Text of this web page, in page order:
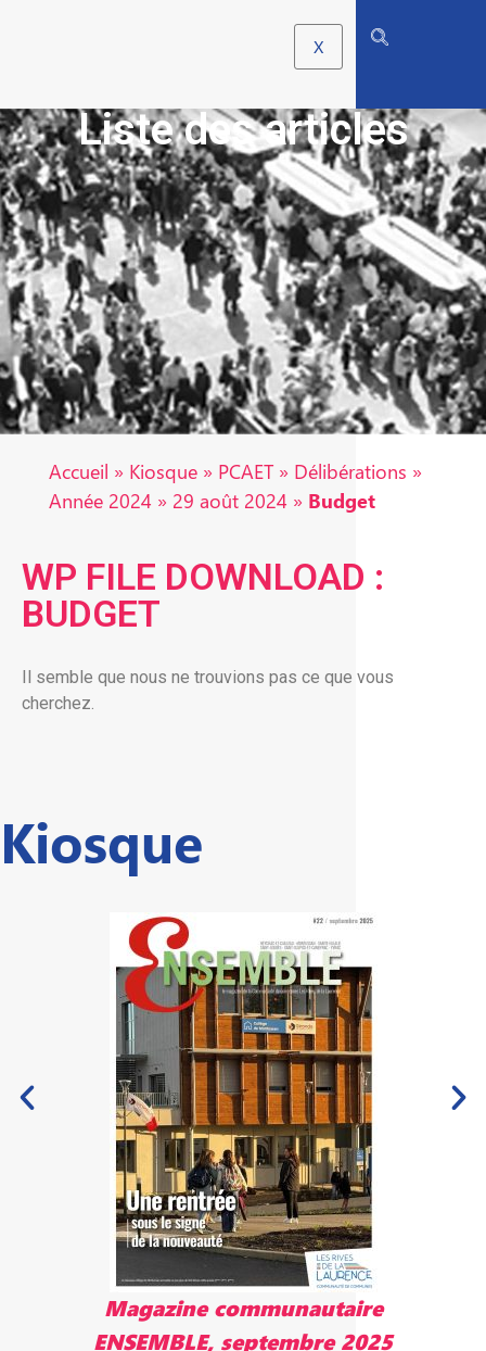
X
Liste des articles
Accueil » Kiosque » PCAET» Délibérations »
Année 2024 » 29 août 2024 » Budget
WP FILE DOWNLOAD :
BUDGET
Il semble que nous ne trouvions pas ce que vous
cherchez.
Kiosque
Magazine communautaire
ENSEMBLE, septembre 2025